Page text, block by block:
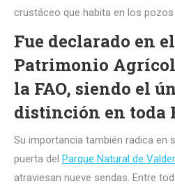
crustáceo que habita en los pozos
Fue declarado en
Patrimonio
la FAO, siendo el
distinción en toda
Su importancia también radica en
puerta del Parque Natural de
atraviesan nueve sendas. Entre